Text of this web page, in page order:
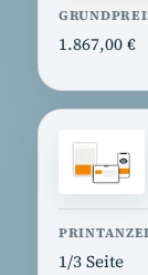
1.867,00 €
1/3 Seite